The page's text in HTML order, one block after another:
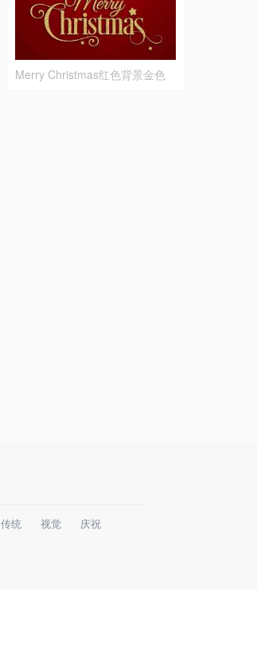
Merry Christmas红色背景金色
传统 视觉 庆祝